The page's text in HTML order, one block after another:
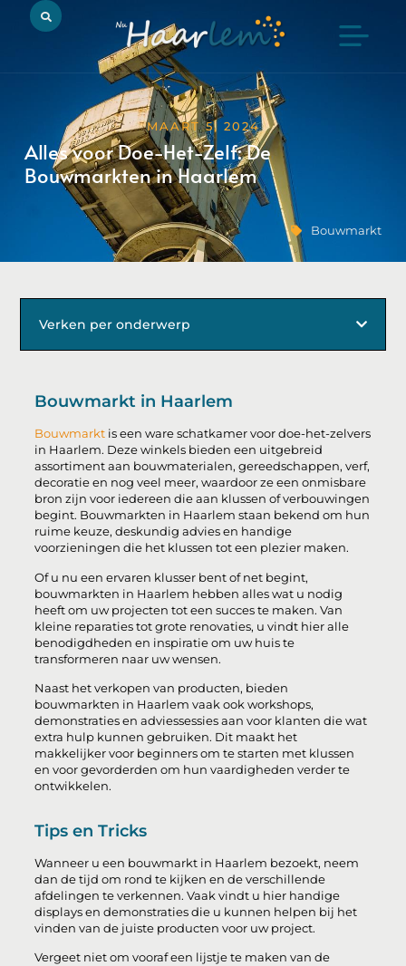
MAART 5, 2024
Alles voor Doe-Het-Zelf: De
Bouwmarkten in Haarlem
Bouwmarkt
Bouwmarkt in Haarlem
Bouwmarkt is een ware schatkamer voor doe-het-zelvers
in Haarlem. Deze winkels bieden een uitgebreid
assortiment aan bouwmaterialen, gereedschappen, verf,
decoratie en nog veel meer, waardoor ze een onmisbare
bron zijn voor iedereen die aan klussen of verbouwingen
begint. Bouwmarkten in Haarlem staan bekend om hun
ruime keuze, deskundig advies en handige
voorzieningen die het klussen tot een plezier maken.
Of u nu een ervaren klusser bent of net begint,
bouwmarkten in Haarlem hebben alles wat u nodig
heeft om uw projecten tot een succes te maken. Van
kleine reparaties tot grote renovaties, u vindt hier alle
benodigdheden en inspiratie om uw huis te
transformeren naar uw wensen.
Naast het verkopen van producten, bieden
bouwmarkten in Haarlem vaak ook workshops,
demonstraties en adviessessies aan voor klanten die wat
extra hulp kunnen gebruiken. Dit maakt het
makkelijker voor beginners om te starten met klussen
en voor gevorderden om hun vaardigheden verder te
ontwikkelen.
Tips en Tricks
Wanneer u een bouwmarkt in Haarlem bezoekt, neem
dan de tijd om rond te kijken en de verschillende
afdelingen te verkennen. Vaak vindt u hier handige
displays en demonstraties die u kunnen helpen bij het
vinden van de juiste producten voor uw project.
Vergeet niet om vooraf een lijstje te maken van de
Verken per onderwerp